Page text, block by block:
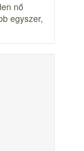
nő
egyszer,